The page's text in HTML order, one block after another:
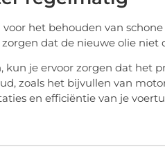
het behouden van
dat de nieuwe olie niet
kun je ervoor zorgen dat het
zoals het bijvullen van
en efficiëntie van je